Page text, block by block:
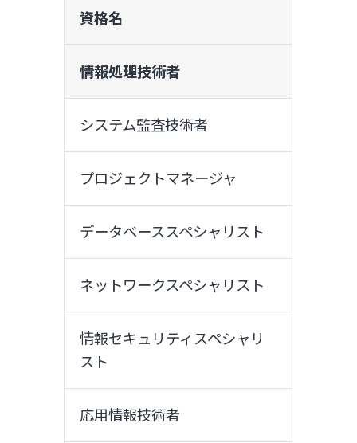
資格名
情報処理技術者
システム監査技術者
プロジェクトマネージャ
データベーススペシャリスト
ネットワークスペシャリスト
情報セキュリティスペシャリ
スト
応用情報技術者